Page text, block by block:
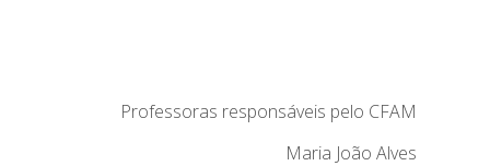
Professoras responsáveis pelo CFAM
Maria João Alves